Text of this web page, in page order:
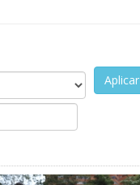
Aplicar